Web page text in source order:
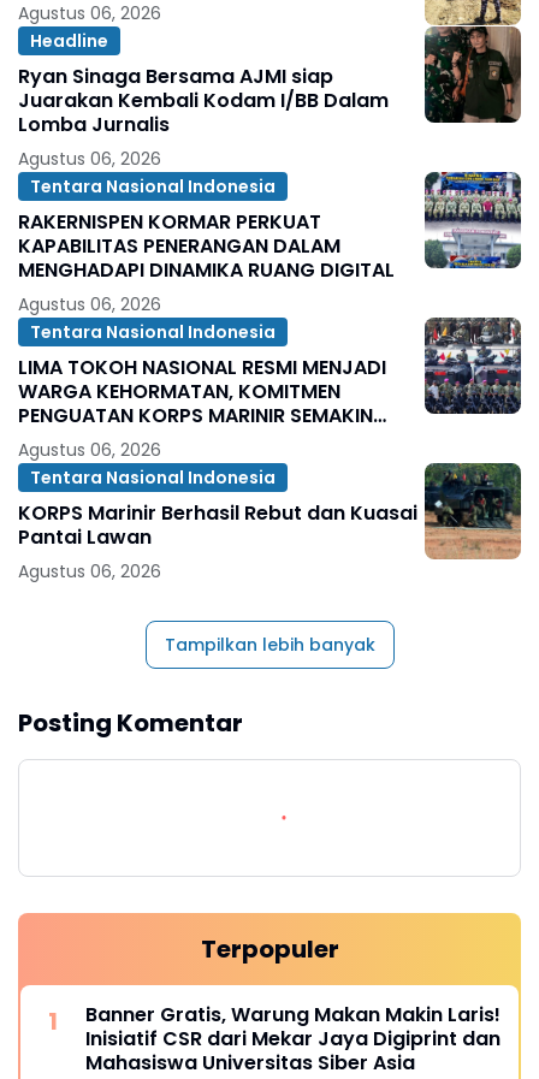
Agustus 06, 2026
Headline
Ryan Sinaga Bersama AJMI siap
Juarakan Kembali Kodam I/BB Dalam
Lomba Jurnalis
Agustus 06, 2026
Tentara Nasional Indonesia
RAKERNISPEN KORMAR PERKUAT
KAPABILITAS PENERANGAN DALAM
MENGHADAPI DINAMIKA RUANG DIGITAL
Agustus 06, 2026
Tentara Nasional Indonesia
LIMA TOKOH NASIONAL RESMI MENJADI
WARGA KEHORMATAN, KOMITMEN
PENGUATAN KORPS MARINIR SEMAKIN
SOLID
Agustus 06, 2026
Tentara Nasional Indonesia
KORPS Marinir Berhasil Rebut dan Kuasai
Pantai Lawan
Agustus 06, 2026
Tampilkan lebih banyak
Posting Komentar
Terpopuler
Banner Gratis, Warung Makan Makin Laris!
Inisiatif CSR dari Mekar Jaya Digiprint dan
Mahasiswa Universitas Siber Asia